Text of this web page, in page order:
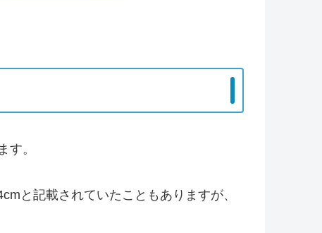
す。
と記載されていたこともありますが、